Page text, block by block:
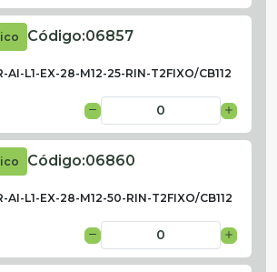
Código:06857
AI-L1-EX-28-M12-25-RIN-T2FIXO/CB112
Código:06860
AI-L1-EX-28-M12-50-RIN-T2FIXO/CB112